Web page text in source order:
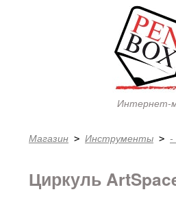
Интернет-
Магазин > Инструменты > -
Циркуль